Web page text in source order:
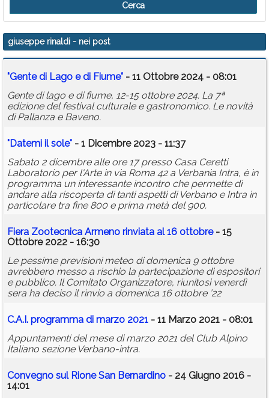
Info Utili
Rubriche
Calendario
Annunci
giuseppe rinaldi - nei post
"Gente di Lago e di Fiume" - 11 Ottobre 2024 - 08:01
Gente di lago e di fiume, 12-15 ottobre 2024. La 7ª
edizione del festival culturale e gastronomico. Le novità
di Pallanza e Baveno.
"Datemi il sole" - 1 Dicembre 2023 - 11:37
Sabato 2 dicembre alle ore 17 presso Casa Ceretti
Laboratorio per l'Arte in via Roma 42 a Verbania Intra, è in
programma un interessante incontro che permette di
andare alla riscoperta di tanti aspetti di Verbano e Intra in
particolare tra fine 800 e prima metà del 900.
Fiera Zootecnica Armeno rinviata al 16 ottobre- 15
Ottobre 2022 - 16:30
Le pessime previsioni meteo di domenica 9 ottobre
avrebbero messo a rischio la partecipazione di espositori
e pubblico. Il Comitato Organizzatore, riunitosi venerdì
sera ha deciso il rinvio a domenica 16 ottobre ’22
C.A.I. programma di marzo 2021 - 11 Marzo 2021 - 08:01
Appuntamenti del mese di marzo 2021 del Club Alpino
Italiano sezione Verbano-intra.
Convegno sul Rione San Bernardino - 24 Giugno 2016 -
14:01